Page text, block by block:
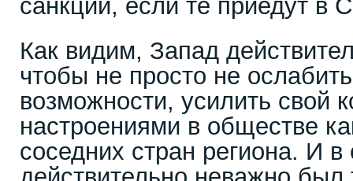
санкции, если те приедут в
Как видим, Запад
чтобы не просто не
возможности, усилить свой
настроениями в обществе
соседних стран региона. И в